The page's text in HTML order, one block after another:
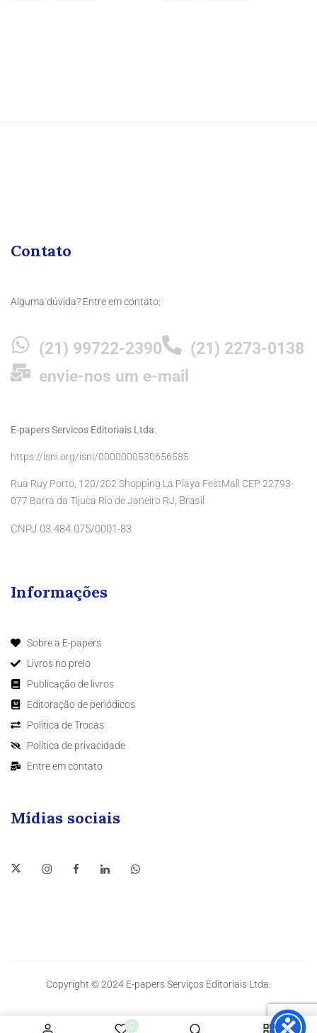
0
Contato
Alguma dúvida? Entre em contato:
(21) 99722-2390
(21) 2273-0138
envie-nos um e-mail
E-papers Servicos Editoriais Ltda.
https://isni.org/isni/0000000530656585
Rua Ruy Porto, 120/202 Shopping La Playa FestMall CEP 22793-
077 Barra da Tijuca Rio de Janeiro RJ, Brasil
CNPJ 03.484.075/0001-83
Informações
Sobre a E-papers
Livros no prelo
Publicação de livros
Editoração de periódicos
Política de Trocas
Política de privacidade
Entre em contato
Mídias sociais
Copyright © 2024 E-papers Serviços Editoriais Ltda.